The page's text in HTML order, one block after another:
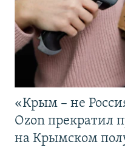
«Крым – не
Ozon прекратил
на Крымском